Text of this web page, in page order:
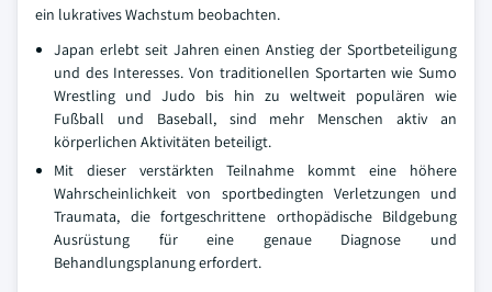
ein lukratives Wachstum beobachten.
Japan erlebt seit Jahren einen Anstieg der Sportbeteiligung
und des Interesses. Von traditionellen Sportarten wie Sumo
Wrestling und Judo bis hin zu weltweit populären wie
Fußball und Baseball, sind mehr Menschen aktiv an
körperlichen Aktivitäten beteiligt.
Mit dieser verstärkten Teilnahme kommt eine höhere
Wahrscheinlichkeit von sportbedingten Verletzungen und
Traumata, die fortgeschrittene orthopädische Bildgebung
Ausrüstung für eine genaue Diagnose und
Behandlungsplanung erfordert.